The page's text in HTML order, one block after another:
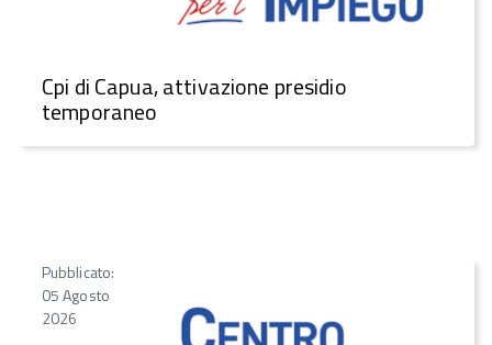
Cpi di Capua, attivazione presidio
temporaneo
Pubblicato:
05 Agosto
2026